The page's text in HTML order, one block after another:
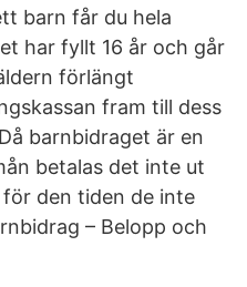
barn får du hela
har fyllt 16 år och går
förlängt
fram till dess
barnbidraget är en
betalas det inte ut
den tiden de inte
– Belopp och